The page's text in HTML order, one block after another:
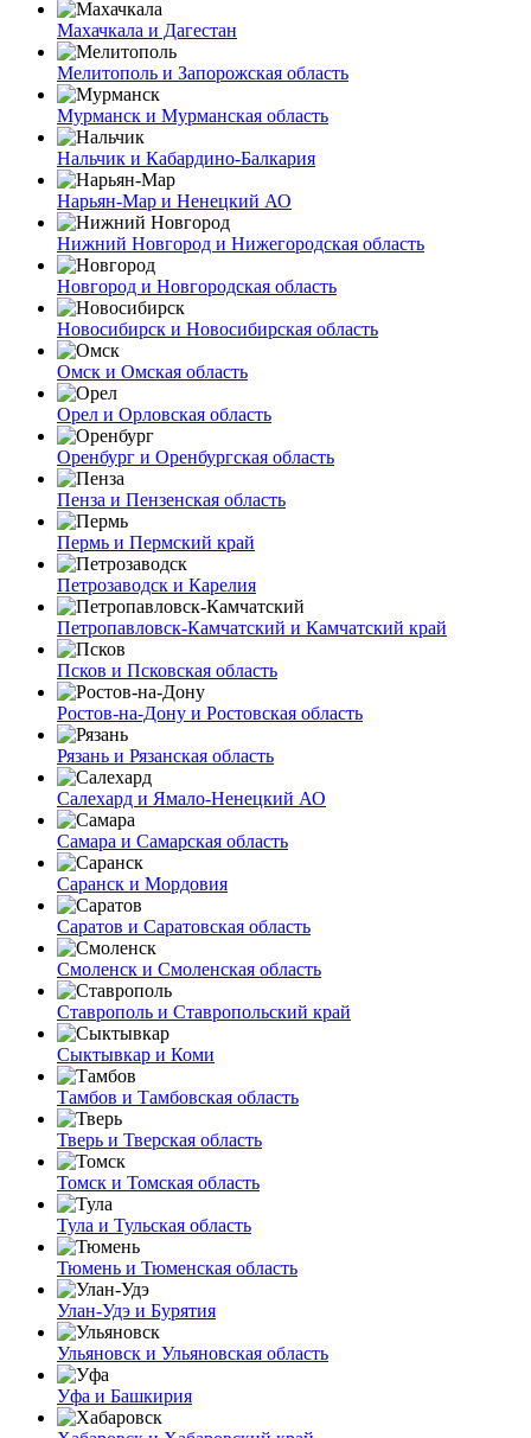
Махачкала и Дагестан
Мелитополь и Запорожская область
Мурманск и Мурманская область
Нальчик и Кабардино-Балкария
Нарьян-Мар и Ненецкий АО
Нижний Новгород и Нижегородская область
Новгород и Новгородская область
Новосибирск и Новосибирская область
Омск и Омская область
Орел и Орловская область
Оренбург и Оренбургская область
Пенза и Пензенская область
Пермь и Пермский край
Петрозаводск и Карелия
Петропавловск-Камчатский и Камчатский край
Псков и Псковская область
Ростов-на-Дону и Ростовская область
Рязань и Рязанская область
Салехард и Ямало-Ненецкий АО
Самара и Самарская область
Саранск и Мордовия
Саратов и Саратовская область
Смоленск и Смоленская область
Ставрополь и Ставропольский край
Сыктывкар и Коми
Тамбов и Тамбовская область
Тверь и Тверская область
Томск и Томская область
Тула и Тульская область
Тюмень и Тюменская область
Улан-Удэ и Бурятия
Ульяновск и Ульяновская область
Уфа и Башкирия